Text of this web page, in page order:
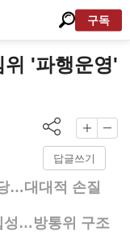
구독
'파행운영'
답글쓰기
…대대적 손질
성…방통위 구조